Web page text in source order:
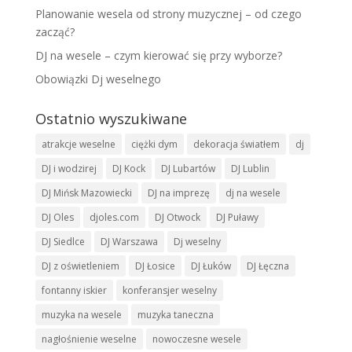
Planowanie wesela od strony muzycznej – od czego
zacząć?
DJ na wesele – czym kierować się przy wyborze?
Obowiązki Dj weselnego
Ostatnio wyszukiwane
atrakcje weselne ciężki dym dekoracja światłem
dj
DJ i wodzirej
DJ Kock DJ Lubartów
DJ Lublin
DJ Mińsk Mazowiecki
DJ na imprezę
dj na wesele
DJ Oles
djoles.com DJ Otwock
DJ Puławy
DJ Siedlce
DJ Warszawa
Dj weselny
DJ z oświetleniem
DJ Łosice DJ Łuków
DJ Łęczna
fontanny iskier
konferansjer weselny
muzyka na wesele
muzyka taneczna
nagłośnienie weselne
nowoczesne wesele